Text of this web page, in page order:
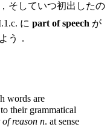
そしていつ初出したの
に part of speech が
う．
words are
their grammatical
reason n. at sense